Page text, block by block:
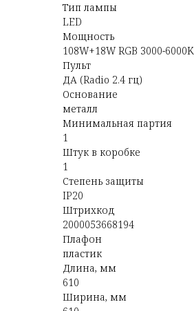
Тип лампы
LED
Мощность
108W+18W RGB 3000-6000K
Пульт
ДА (Radio 2.4 гц)
Основание
металл
Минимальная партия
1
Штук в коробке
1
Степень защиты
IP20
Штрихкод
2000053668194
Плафон
пластик
Длина, мм
610
Ширина, мм